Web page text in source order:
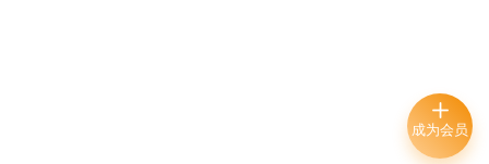
成为会员